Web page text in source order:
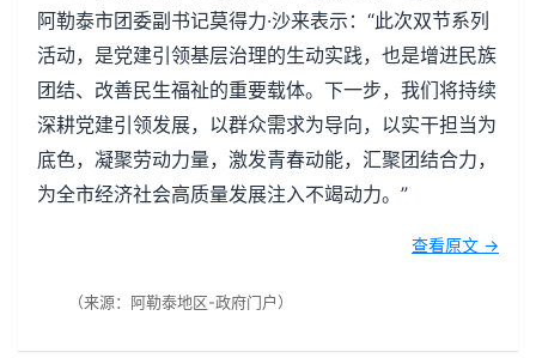
阿勒泰市团委副书记莫得力·沙来表示：“此次双节系列
活动，是党建引领基层治理的生动实践，也是增进民族
团结、改善民生福祉的重要载体。下一步，我们将持续
深耕党建引领发展，以群众需求为导向，以实干担当为
底色，凝聚劳动力量，激发青春动能，汇聚团结合力，
为全市经济社会高质量发展注入不竭动力。”
查看原文 →
（来源：阿勒泰地区-政府门户）